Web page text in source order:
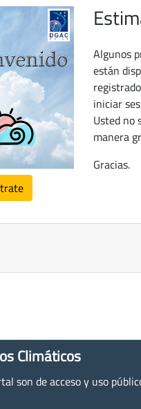
Algunos
están
iniciar
Usted no
manera
Gracias.
Climáticos
son de acceso y uso